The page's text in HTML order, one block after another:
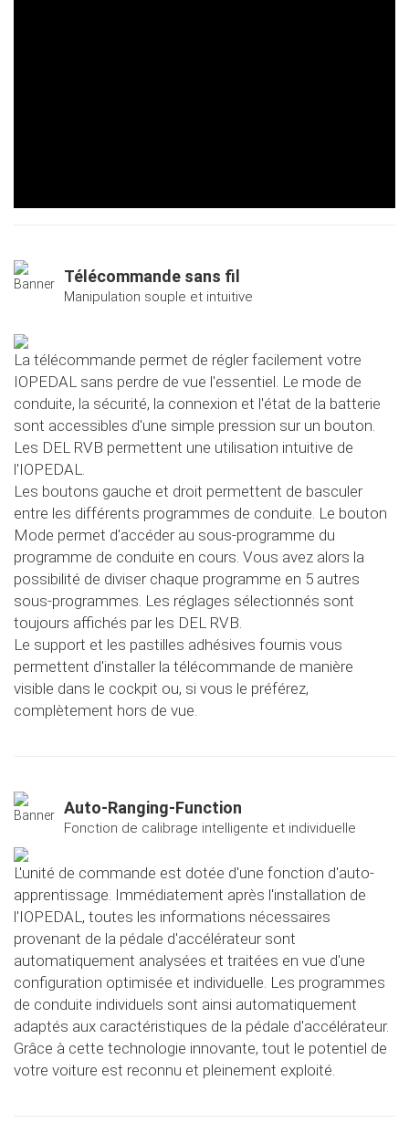
Télécommande sans fil
Manipulation souple et intuitive
La télécommande permet de régler facilement votre
IOPEDAL sans perdre de vue l'essentiel. Le mode de
conduite, la sécurité, la connexion et l'état de la batterie
sont accessibles d'une simple pression sur un bouton.
Les DEL RVB permettent une utilisation intuitive de
l'IOPEDAL.
Les boutons gauche et droit permettent de basculer
entre les différents programmes de conduite. Le bouton
Mode permet d'accéder au sous-programme du
programme de conduite en cours. Vous avez alors la
possibilité de diviser chaque programme en 5 autres
sous-programmes. Les réglages sélectionnés sont
toujours affichés par les DEL RVB.
Le support et les pastilles adhésives fournis vous
permettent d'installer la télécommande de manière
visible dans le cockpit ou, si vous le préférez,
complètement hors de vue.
Auto-Ranging-Function
Fonction de calibrage intelligente et individuelle
L'unité de commande est dotée d'une fonction d'auto-
apprentissage. Immédiatement après l'installation de
l'IOPEDAL, toutes les informations nécessaires
provenant de la pédale d'accélérateur sont
automatiquement analysées et traitées en vue d'une
configuration optimisée et individuelle. Les programmes
de conduite individuels sont ainsi automatiquement
adaptés aux caractéristiques de la pédale d'accélérateur.
Grâce à cette technologie innovante, tout le potentiel de
votre voiture est reconnu et pleinement exploité.